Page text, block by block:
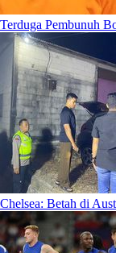
Terduga Pembunuh
Chelsea: Betah di